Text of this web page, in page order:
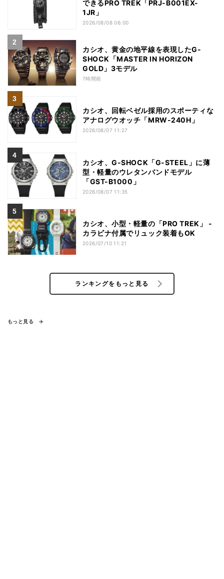
できるPRO TREK「PRJ-B001EX-
1JR」
2026/08/08 06:00
カシオ、黄金の地平線を表現したG-
SHOCK「MASTER IN HORIZON
GOLD」3モデル
7時間前
カシオ、回転ベゼル採用のスポーティな
アナログウオッチ「MRW-240H」
2026/08/07 11:27
カシオ、G-SHOCK「G-STEEL」に薄
型・軽量のウレタンバンドモデル
「GST-B1000」
2026/08/07 11:35
カシオ、小型・軽量の「PRO TREK」 -
カラビナ付属でリュック装着もOK
2026/07/10 11:21
ランキングをもっと見る
もっと見る